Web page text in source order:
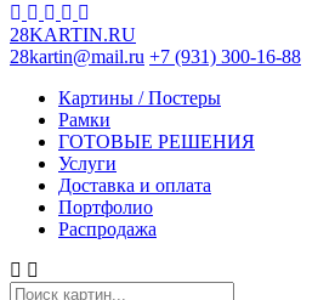
28KARTIN.RU
28kartin@mail.ru +7 (931) 300-16-88
Картины / Постеры
Рамки
ГОТОВЫЕ РЕШЕНИЯ
Услуги
Доставка и оплата
Портфолио
Распродажа